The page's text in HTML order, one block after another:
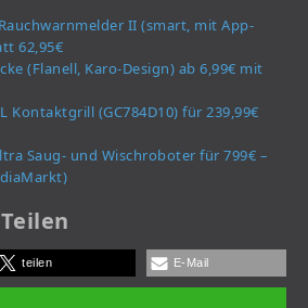
II (smart, mit App-
62,95€
(Flanell, Karo-Design) ab 6,99€ mit
Kontaktgrill (GC784D10) für 239,99€
Saug- und Wischroboter für 799€ –
teilen E-Mail